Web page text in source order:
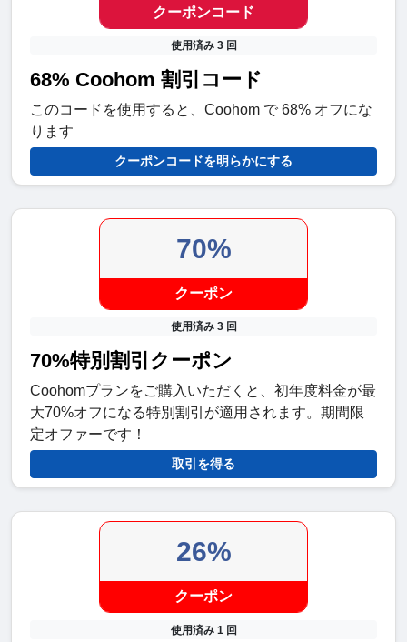
クーポンコード
使用済み 3 回
68% Coohom 割引コード
このコードを使用すると、Coohom で 68% オフにな
ります
クーポンコードを明らかにする
70%
クーポン
使用済み 3 回
70%特別割引クーポン
Coohomプランをご購入いただくと、初年度料金が最
大70%オフになる特別割引が適用されます。期間限
定オファーです！
取引を得る
26%
クーポン
使用済み 1 回